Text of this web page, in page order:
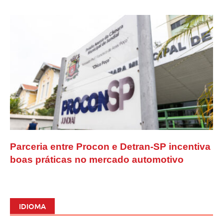
Parceria entre Procon e Detran-SP incentiva
boas práticas no mercado automotivo
IDIOMA